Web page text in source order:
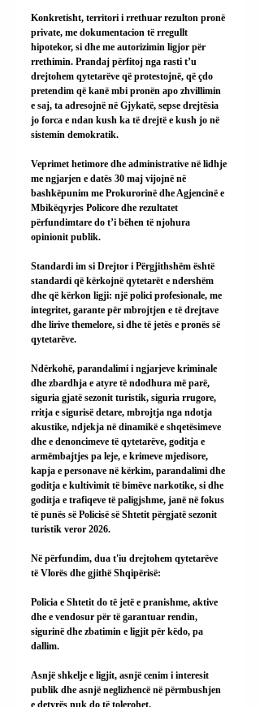
Konkretisht, territori i rrethuar rezulton pronë
private, me dokumentacion të rregullt
hipotekor, si dhe me autorizimin ligjor për
rrethimin. Prandaj përfitoj nga rasti t’u
drejtohem qytetarëve që protestojnë, që çdo
pretendim që kanë mbi pronën apo zhvillimin
e saj, ta adresojnë në Gjykatë, sepse drejtësia
jo forca e ndan kush ka të drejtë e kush jo në
sistemin demokratik.
Veprimet hetimore dhe administrative në lidhje
me ngjarjen e datës 30 maj vijojnë në
bashkëpunim me Prokurorinë dhe Agjencinë e
Mbikëqyrjes Policore dhe rezultatet
përfundimtare do t’i bëhen të njohura
opinionit publik.
Standardi im si Drejtor i Përgjithshëm është
standardi që kërkojnë qytetarët e ndershëm
dhe që kërkon ligji: një polici profesionale, me
integritet, garante për mbrojtjen e të drejtave
dhe lirive themelore, si dhe të jetës e pronës së
qytetarëve.
Ndërkohë, parandalimi i ngjarjeve kriminale
dhe zbardhja e atyre të ndodhura më parë,
siguria gjatë sezonit turistik, siguria rrugore,
rritja e sigurisë detare, mbrojtja nga ndotja
akustike, ndjekja në dinamikë e shqetësimeve
dhe e denoncimeve të qytetarëve, goditja e
armëmbajtjes pa leje, e krimeve mjedisore,
kapja e personave në kërkim, parandalimi dhe
goditja e kultivimit të bimëve narkotike, si dhe
goditja e trafiqeve të paligjshme, janë në fokus
të punës së Policisë së Shtetit përgjatë sezonit
turistik veror 2026.
Në përfundim, dua t'iu drejtohem qytetarëve
të Vlorës dhe gjithë Shqipërisë:
Policia e Shtetit do të jetë e pranishme, aktive
dhe e vendosur për të garantuar rendin,
sigurinë dhe zbatimin e ligjit për këdo, pa
dallim.
Asnjë shkelje e ligjit, asnjë cenim i interesit
publik dhe asnjë neglizhencë në përmbushjen
e detyrës nuk do të tolerohet.